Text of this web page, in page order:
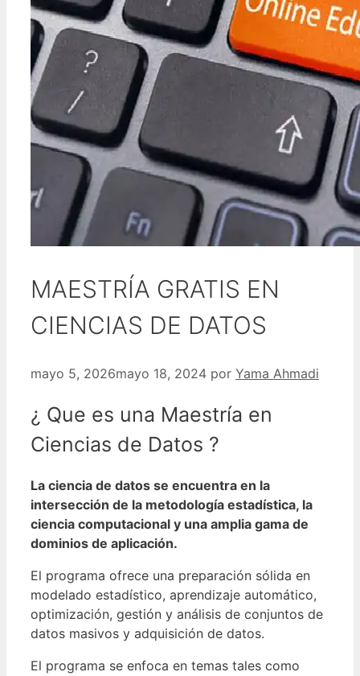
MAESTRÍA GRATIS EN
CIENCIAS DE DATOS
mayo 5, 2026mayo 18, 2024 por Yama Ahmadi
¿ Que es una Maestría en
Ciencias de Datos ?
La ciencia de datos se encuentra en la
intersección de la metodología estadística, la
ciencia computacional y una amplia gama de
dominios de aplicación.
El programa ofrece una preparación sólida en
modelado estadístico, aprendizaje automático,
optimización, gestión y análisis de conjuntos de
datos masivos y adquisición de datos.
El programa se enfoca en temas tales como